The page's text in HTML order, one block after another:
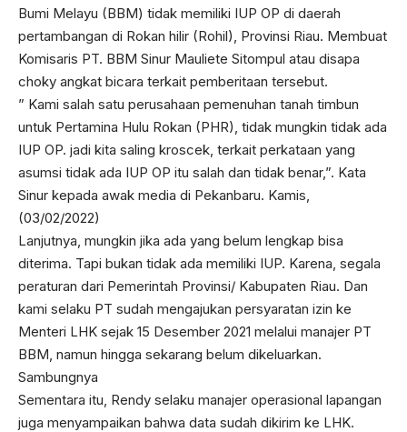
Bumi Melayu (BBM) tidak memiliki IUP OP di daerah
pertambangan di Rokan hilir (Rohil), Provinsi Riau. Membuat
Komisaris PT. BBM Sinur Mauliete Sitompul atau disapa
choky angkat bicara terkait pemberitaan tersebut.
” Kami salah satu perusahaan pemenuhan tanah timbun
untuk Pertamina Hulu Rokan (PHR), tidak mungkin tidak ada
IUP OP. jadi kita saling kroscek, terkait perkataan yang
asumsi tidak ada IUP OP itu salah dan tidak benar,”. Kata
Sinur kepada awak media di Pekanbaru. Kamis,
(03/02/2022)
Lanjutnya, mungkin jika ada yang belum lengkap bisa
diterima. Tapi bukan tidak ada memiliki IUP. Karena, segala
peraturan dari Pemerintah Provinsi/ Kabupaten Riau. Dan
kami selaku PT sudah mengajukan persyaratan izin ke
Menteri LHK sejak 15 Desember 2021 melalui manajer PT
BBM, namun hingga sekarang belum dikeluarkan.
Sambungnya
Sementara itu, Rendy selaku manajer operasional lapangan
juga menyampaikan bahwa data sudah dikirim ke LHK.